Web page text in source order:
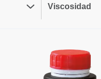
Viscosidad